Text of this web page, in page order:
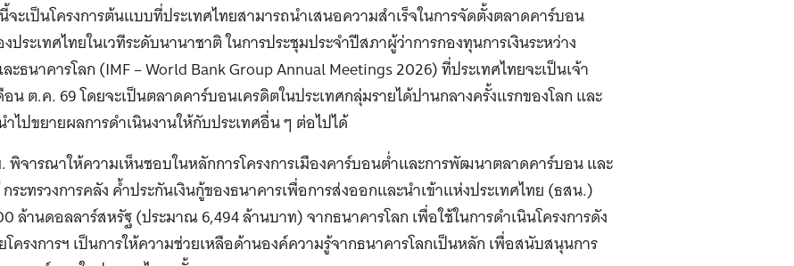
จะเป็นโครงการต้นแบบที่ประเทศไทยสามารถนำเสนอความสำเร็จในการจัดตั้งตลาดคาร์บอน
ประเทศไทยในเวทีระดับนานาชาติ ในการประชุมประจำปีสภาผู้ว่าการกองทุนการเงินระหว่าง
ะธนาคารโลก (IMF – World Bank Group Annual Meetings 2026) ที่ประเทศไทยจะเป็นเจ้า
น ต.ค. 69 โดยจะเป็นตลาดคาร์บอนเครดิตในประเทศกลุ่มรายได้ปานกลางครั้งแรกของโลก และ
ไปขยายผลการดำเนินงานให้กับประเทศอื่น ๆ ต่อไปได้
พิจารณาให้ความเห็นชอบในหลักการโครงการเมืองคาร์บอนต่ำและการพัฒนาตลาดคาร์บอน และ
ระทรวงการคลัง ค้ำประกันเงินกู้ของธนาคารเพื่อการส่งออกและนำเข้าแห่งประเทศไทย (ธสน.)
ล้านดอลลาร์สหรัฐ (ประมาณ 6,494 ล้านบาท) จากธนาคารโลก เพื่อใช้ในการดำเนินโครงการดัง
โครงการฯ เป็นการให้ความช่วยเหลือด้านองค์ความรู้จากธนาคารโลกเป็นหลัก เพื่อสนับสนุนการ